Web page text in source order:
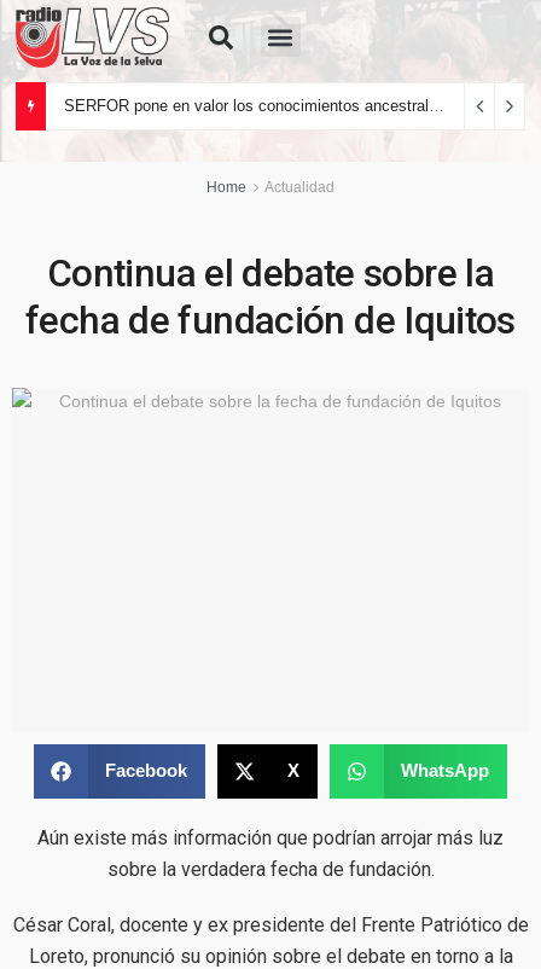
Home Actualidad
Continua el debate sobre la
fecha de fundación de Iquitos
Facebook X WhatsApp
Aún existe más información que podrían arrojar más luz
sobre la verdadera fecha de fundación.
César Coral, docente y ex presidente del Frente Patriótico de
Loreto, pronunció su opinión sobre el debate en torno a la